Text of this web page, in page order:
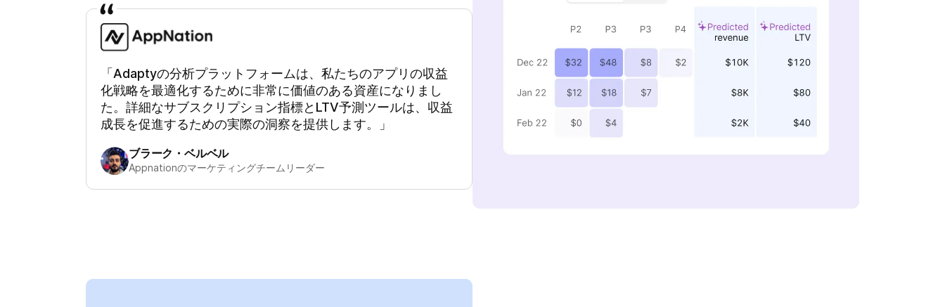
「Adaptyの分析プラットフォームは、私たちのアプリの収益
化戦略を最適化するために非常に価値のある資産になりまし
た。詳細なサブスクリプション指標とLTV予測ツールは、収益
成長を促進するための実際の洞察を提供します。」
ブラーク・ベルベル
Appnationのマーケティングチームリーダー